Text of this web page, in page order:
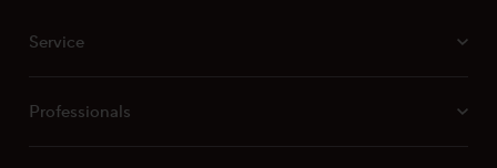
Fußbodenheizung geeignet ist.
Service
Professionals